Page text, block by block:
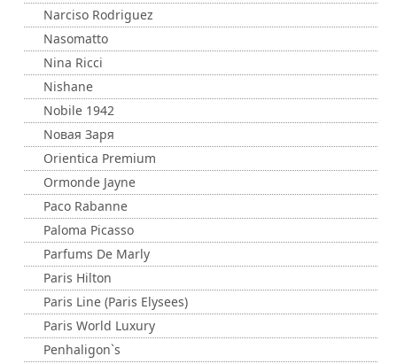
Narciso Rodriguez
Nasomatto
Nina Ricci
Nishane
Nobile 1942
Nовая Заря
Orientica Premium
Ormonde Jayne
Paco Rabanne
Paloma Picasso
Parfums De Marly
Paris Hilton
Paris Line (Paris Elysees)
Paris World Luxury
Penhaligon`s